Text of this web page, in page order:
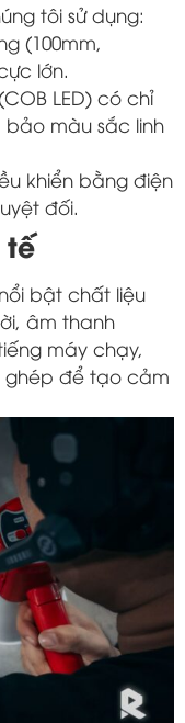
tôi sử dụng:
(100mm,
lớn.
LED) có chỉ
bảo màu sắc linh
khiển bằng điện
đối.
tế
bật chất liệu
âm thanh
máy chạy,
ghép để tạo cảm